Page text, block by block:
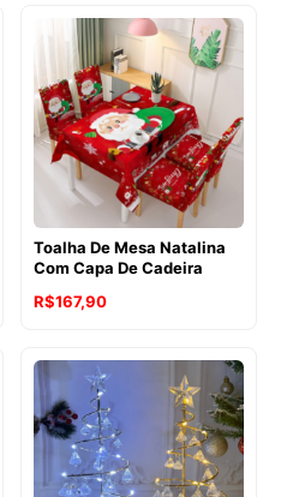
Toalha De Mesa Natalina
Com Capa De Cadeira
R$167,90